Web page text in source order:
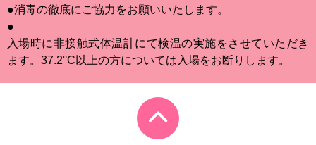
●消毒の徹底にご協力をお願いいたします。
●
入場時に非接触式体温計にて検温の実施をさせていただき
ます。37.2°C以上の方については入場をお断りします。